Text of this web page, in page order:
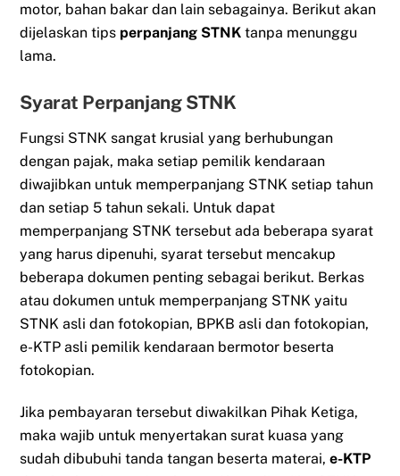
motor, bahan bakar dan lain sebagainya. Berikut akan
dijelaskan tips perpanjang STNK tanpa menunggu
lama.
Syarat Perpanjang STNK
Fungsi STNK sangat krusial yang berhubungan
dengan pajak, maka setiap pemilik kendaraan
diwajibkan untuk memperpanjang STNK setiap tahun
dan setiap 5 tahun sekali. Untuk dapat
memperpanjang STNK tersebut ada beberapa syarat
yang harus dipenuhi, syarat tersebut mencakup
beberapa dokumen penting sebagai berikut. Berkas
atau dokumen untuk memperpanjang STNK yaitu
STNK asli dan fotokopian, BPKB asli dan fotokopian,
e-KTP asli pemilik kendaraan bermotor beserta
fotokopian.
Jika pembayaran tersebut diwakilkan Pihak Ketiga,
maka wajib untuk menyertakan surat kuasa yang
sudah dibubuhi tanda tangan beserta materai,e-KTP